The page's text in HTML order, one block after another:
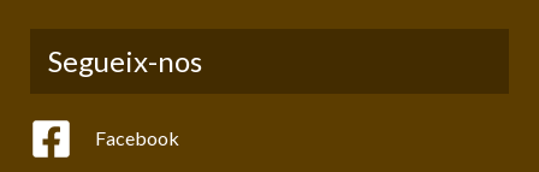
Segueix-nos
Facebook